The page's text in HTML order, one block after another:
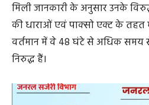
मिली जानकारी के अनुसार उनके
की धाराओं एवं पाक्सो एक्ट के तहत
वर्तमान में वे 48 घंटे से अधिक समय
निरुद्ध हैं।